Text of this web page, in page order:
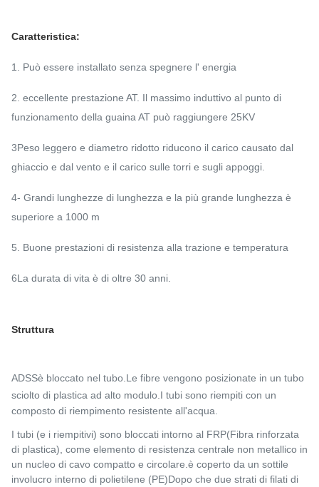
Caratteristica:
1. Può essere installato senza spegnere l' energia
2. eccellente prestazione AT. Il massimo induttivo al punto di
funzionamento della guaina AT può raggiungere 25KV
3Peso leggero e diametro ridotto riducono il carico causato dal
ghiaccio e dal vento e il carico sulle torri e sugli appoggi.
4- Grandi lunghezze di lunghezza e la più grande lunghezza è
superiore a 1000 m
5. Buone prestazioni di resistenza alla trazione e temperatura
6La durata di vita è di oltre 30 anni.
Struttura
ADSSè bloccato nel tubo. Le fibre vengono posizionate in un tubo
sciolto di plastica ad alto modulo. I tubi sono riempiti con un
composto di riempimento resistente all'acqua.
I tubi (e i riempitivi) sono bloccati intorno al FRP(Fibra rinforzata
di plastica), come elemento di resistenza centrale non metallico in
un nucleo di cavo compatto e circolare.è coperto da un sottile
involucro interno di polietilene (PE)Dopo che due strati di filati di